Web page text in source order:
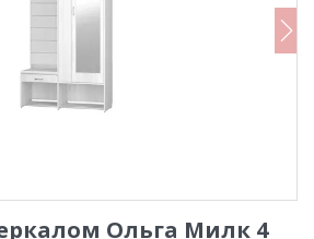
Ольга Милк 4